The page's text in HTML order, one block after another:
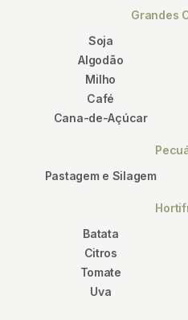
Grandes
Soja
Algodão
Milho
Café
Cana-de-Açúcar
Pastagem e Silagem
Batata
Citros
Tomate
Uva